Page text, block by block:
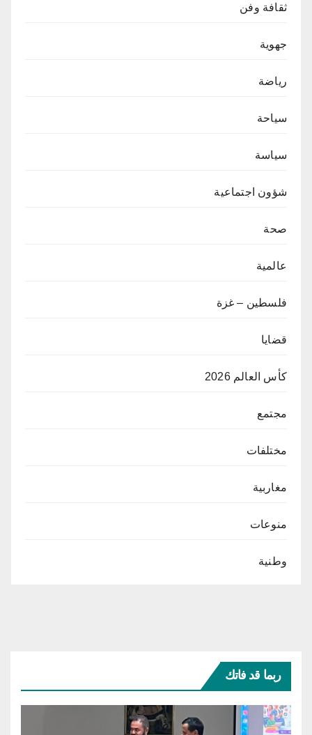
ثقافة وفن
جهوية
رياضة
سياحة
سياسة
شؤون اجتماعية
صحة
عالمية
فلسطين – غزة
قضايا
كأس العالم 2026
مجتمع
مختلفات
مغاربية
منوعات
وطنية
ربما قد فاتك